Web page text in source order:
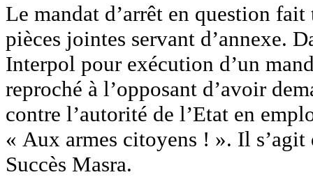
Le mandat d’arrêt en question
pièces jointes servant d’annexe.
Interpol pour exécution d’un
reproché à l’opposant d’avoir
contre l’autorité de l’Etat en
« Aux armes citoyens ! ». Il s’agit
Succès Masra.